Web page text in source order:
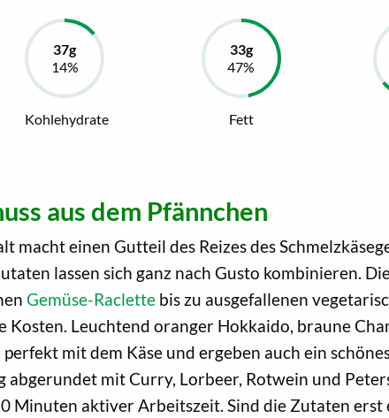
Kohlehydrate Fett
aus dem Pfännchen
macht einen Gutteil des Reizes des
lassen sich ganz nach Gusto kombinieren.
Gemüse-Raclette bis zu ausgefallenen
Leuchtend oranger Hokkaido, braune
mit dem Käse und ergeben auch ein
abgerundet mit Curry, Lorbeer, Rotwein und
Minuten aktiver Arbeitszeit. Sind die Zutaten